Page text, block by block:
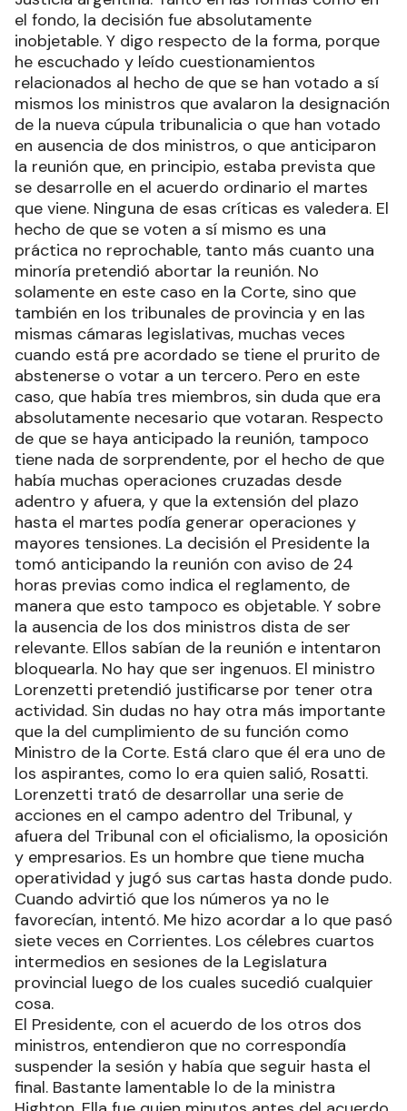
el fondo, la decisión fue absolutamente
inobjetable. Y digo respecto de la forma, porque
he escuchado y leído cuestionamientos
relacionados al hecho de que se han votado a sí
mismos los ministros que avalaron la designación
de la nueva cúpula tribunalicia o que han votado
en ausencia de dos ministros, o que anticiparon
la reunión que, en principio, estaba prevista que
se desarrolle en el acuerdo ordinario el martes
que viene. Ninguna de esas críticas es valedera. El
hecho de que se voten a sí mismo es una
práctica no reprochable, tanto más cuanto una
minoría pretendió abortar la reunión. No
solamente en este caso en la Corte, sino que
también en los tribunales de provincia y en las
mismas cámaras legislativas, muchas veces
cuando está pre acordado se tiene el prurito de
abstenerse o votar a un tercero. Pero en este
caso, que había tres miembros, sin duda que era
absolutamente necesario que votaran. Respecto
de que se haya anticipado la reunión, tampoco
tiene nada de sorprendente, por el hecho de que
había muchas operaciones cruzadas desde
adentro y afuera, y que la extensión del plazo
hasta el martes podía generar operaciones y
mayores tensiones. La decisión el Presidente la
tomó anticipando la reunión con aviso de 24
horas previas como indica el reglamento, de
manera que esto tampoco es objetable. Y sobre
la ausencia de los dos ministros dista de ser
relevante. Ellos sabían de la reunión e intentaron
bloquearla. No hay que ser ingenuos. El ministro
Lorenzetti pretendió justificarse por tener otra
actividad. Sin dudas no hay otra más importante
que la del cumplimiento de su función como
Ministro de la Corte. Está claro que él era uno de
los aspirantes, como lo era quien salió, Rosatti.
Lorenzetti trató de desarrollar una serie de
acciones en el campo adentro del Tribunal, y
afuera del Tribunal con el oficialismo, la oposición
y empresarios. Es un hombre que tiene mucha
operatividad y jugó sus cartas hasta donde pudo.
Cuando advirtió que los números ya no le
favorecían, intentó. Me hizo acordar a lo que pasó
siete veces en Corrientes. Los célebres cuartos
intermedios en sesiones de la Legislatura
provincial luego de los cuales sucedió cualquier
cosa.
El Presidente, con el acuerdo de los otros dos
ministros, entendieron que no correspondía
suspender la sesión y había que seguir hasta el
final. Bastante lamentable lo de la ministra